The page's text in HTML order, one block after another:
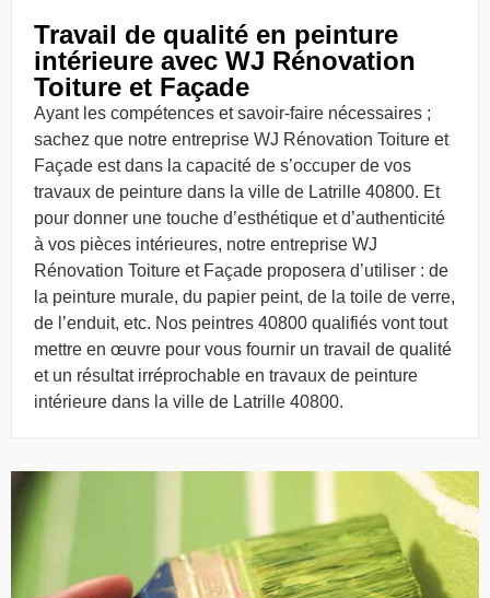
Travail de qualité en peinture
intérieure avec WJ Rénovation
Toiture et Façade
Ayant les compétences et savoir-faire nécessaires ;
sachez que notre entreprise WJ Rénovation Toiture et
Façade est dans la capacité de s’occuper de vos
travaux de peinture dans la ville de Latrille 40800. Et
pour donner une touche d’esthétique et d’authenticité
à vos pièces intérieures, notre entreprise WJ
Rénovation Toiture et Façade proposera d’utiliser : de
la peinture murale, du papier peint, de la toile de verre,
de l’enduit, etc. Nos peintres 40800 qualifiés vont tout
mettre en œuvre pour vous fournir un travail de qualité
et un résultat irréprochable en travaux de peinture
intérieure dans la ville de Latrille 40800.